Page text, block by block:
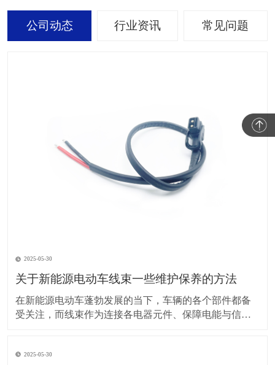
公司动态 行业资讯 常见问题
2025-05-30
关于新能源电动车线束一些维护保养的方法
在新能源电动车蓬勃发展的当下，车辆的各个部件都备
受关注，而线束作为连接各电器元件、保障电能与信号
让车辆运行更稳定、安全，还能延长其使用寿命。 日常
2025-05-30